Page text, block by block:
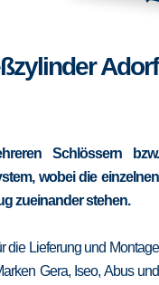
Adorf
Schlössern bzw.
wobei die einzelnen
zueinander stehen.
die Lieferung und Montage
Gera, Iseo, Abus und